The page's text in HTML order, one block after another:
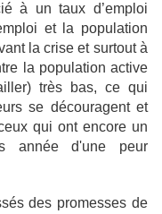
à un taux d’emploi
et la population
la crise et surtout à
la population active
très bas, ce qui
se découragent et
qui ont encore un
année d'une peur
des promesses de